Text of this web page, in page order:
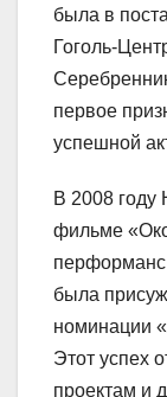
была в
Гоголь-
первое
успешной
В 2008 году
фильме
перформанс
была
номинации
Этот успех
проектам и